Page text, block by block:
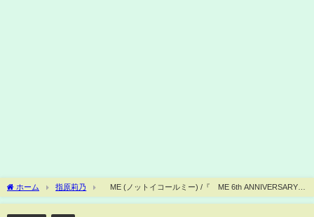
ホーム 指原莉乃
≠ME (ノットイコールミー) /『≠ME 6th ANNIVERSARY
PREMIUM CONCERT』Blu-rayダイジェスト映像